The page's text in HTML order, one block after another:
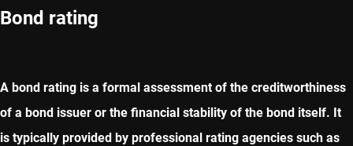
Bond rating
A bond rating is a formal assessment of the creditworthiness
of a bond issuer or the financial stability of the bond itself. It
is typically provided by professional rating agencies such as